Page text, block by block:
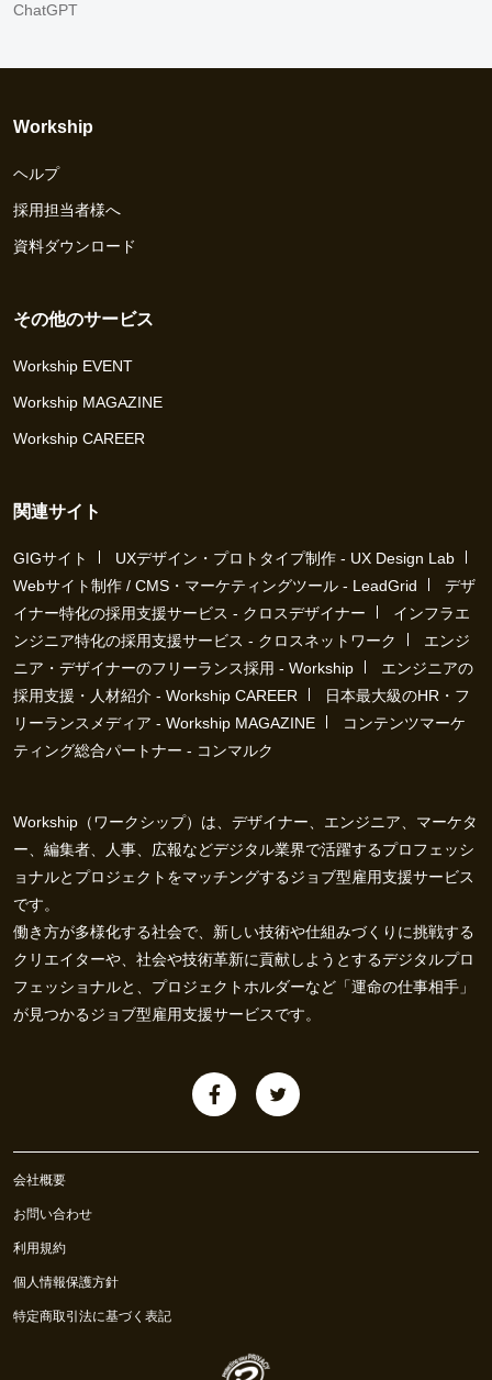
ChatGPT
Workship
ヘルプ
採用担当者様へ
資料ダウンロード
その他のサービス
Workship EVENT
Workship MAGAZINE
Workship CAREER
関連サイト
GIGサイト
UXデザイン・プロトタイプ制作 - UX Design Lab
Webサイト制作 / CMS・マーケティングツール - LeadGrid
デザ
イナー特化の採用支援サービス - クロスデザイナー
インフラエ
ンジニア特化の採用支援サービス - クロスネットワーク
エンジ
ニア・デザイナーのフリーランス採用 - Workship
エンジニアの
採用支援・人材紹介 - Workship CAREER
日本最大級のHR・フ
リーランスメディア - Workship MAGAZINE
コンテンツマーケ
ティング総合パートナー - コンマルク
Workship（ワークシップ）は、デザイナー、エンジニア、マーケタ
ー、編集者、人事、広報などデジタル業界で活躍するプロフェッシ
ョナルとプロジェクトをマッチングするジョブ型雇用支援サービス
です。
働き方が多様化する社会で、新しい技術や仕組みづくりに挑戦する
クリエイターや、社会や技術革新に貢献しようとするデジタルプロ
フェッショナルと、プロジェクトホルダーなど「運命の仕事相手」
が見つかるジョブ型雇用支援サービスです。
会社概要
お問い合わせ
利用規約
個人情報保護方針
特定商取引法に基づく表記